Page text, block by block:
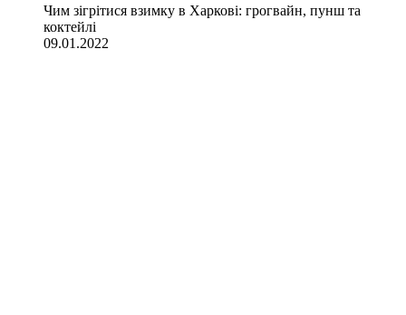
Чим зігрітися взимку в Харкові: грогвайн, пунш та
коктейлі
09.01.2022